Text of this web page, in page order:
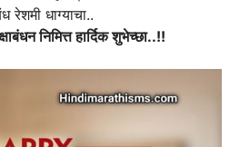
रेशमी धाग्याचा..
निमित्त हार्दिक शुभेच्छा..!!